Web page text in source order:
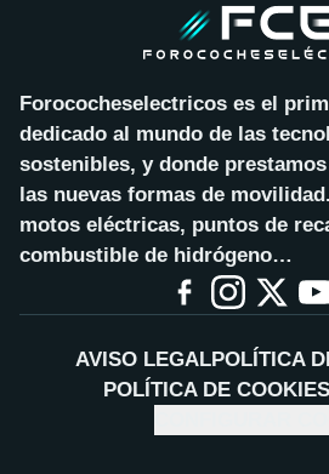
Forococheselectricos es el
dedicado al mundo de las
sostenibles, y donde
las nuevas formas de
motos eléctricas, puntos de
combustible de hidrógeno…
AVISO LEGALPOLÍTICA
POLÍTICA DE COOKIES